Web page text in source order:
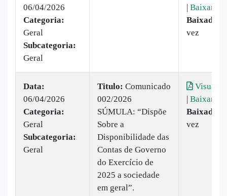
06/04/2026
Categoria:
Geral
Subcategoria:
Geral
| Baixar
Baixado:
vez
Data:
06/04/2026
Categoria:
Geral
Subcategoria:
Geral
Titulo: Comunicado
002/2026
SÚMULA: “Dispõe
Sobre a
Disponibilidade das
Contas de Governo
do Exercício de
2025 a sociedade
em geral”.
| Baixar
Baixado:
vez